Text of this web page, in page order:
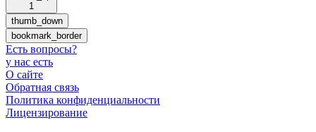
1
thumb_down
bookmark_border
Есть вопросы?
у нас есть
О сайте
Обратная связь
Политика конфиденциальности
Лицензирование